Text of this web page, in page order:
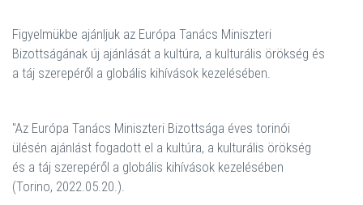
Figyelmükbe ajánljuk az Európa Tanács Miniszteri
Bizottságának új ajánlását a kultúra, a kulturális örökség és
a táj szerepéről a globális kihívások kezelésében.
"Az Európa Tanács Miniszteri Bizottsága éves torinói
ülésén ajánlást fogadott el a kultúra, a kulturális örökség
és a táj szerepéről a globális kihívások kezelésében
(Torino, 2022.05.20.).